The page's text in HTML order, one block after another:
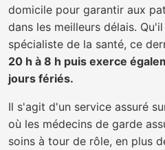
domicile pour garantir aux
dans les meilleurs délais.
spécialiste de la santé, ce
20 h à 8 h puis exerce
jours fériés.
Il s'agit d'un service assuré
où les médecins de garde
soins à tour de rôle, en plus